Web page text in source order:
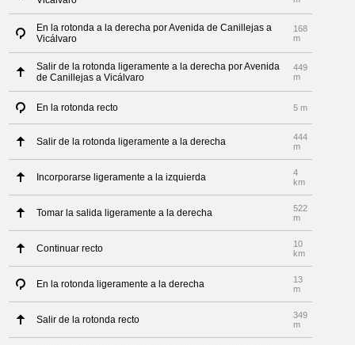
En la rotonda a la derecha por Avenida de Canillejas a
Vicálvaro
168
m
Salir de la rotonda ligeramente a la derecha por Avenida
de Canillejas a Vicálvaro
449
m
En la rotonda recto 5 m
Salir de la rotonda ligeramente a la derecha
444
m
Incorporarse ligeramente a la izquierda
4
km
Tomar la salida ligeramente a la derecha
522
m
Continuar recto
10
km
En la rotonda ligeramente a la derecha
13
m
Salir de la rotonda recto
349
m